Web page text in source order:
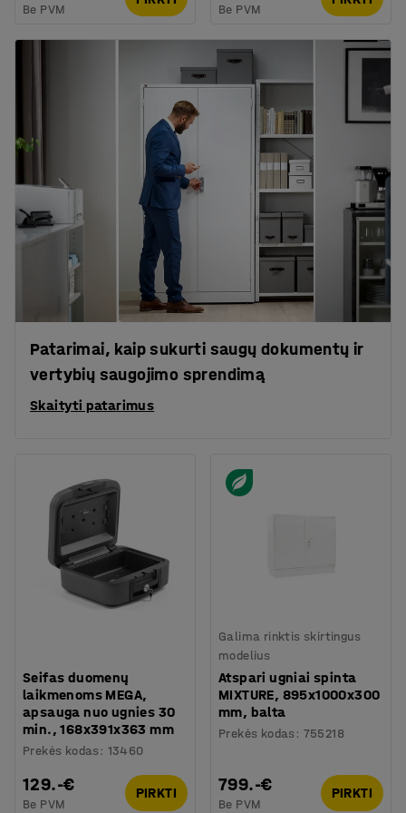
Be PVM Be PVM
Patarimai, kaip sukurti saugų dokumentų ir
vertybių saugojimo sprendimą
Skaityti patarimus
Seifas duomenų
laikmenoms MEGA,
apsauga nuo ugnies 30
min., 168x391x363 mm
Prekės kodas : 13460
129.-€
Be PVM
PIRKTI
Galima rinktis skirtingus
modelius
Atspari ugniai spinta
MIXTURE, 895x1000x300
mm, balta
Prekės kodas : 755218
799.-€
Be PVM
PIRKTI